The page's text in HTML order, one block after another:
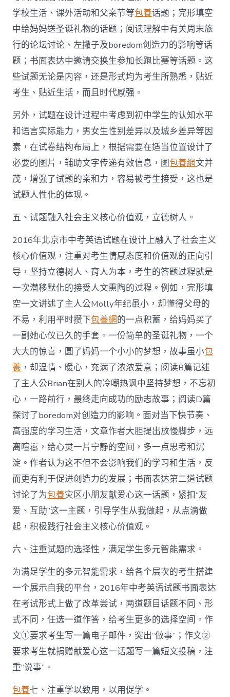
学校生活、课外活动和父亲节等包養话题；完形填空
中给妈妈送圣诞礼物的话题；阅读理解中有关周末旅
行的论坛讨论、左撇子及boredom创造力的影响等话
题；书面表达中邀请交换生参加长跑比赛等话题。这
些试题无论是内容，还是形式均为考生所熟悉，贴近
考生、贴近生活，而且时代感强。
另外，试题在设计过程中考虑到初中学生的认知水平
和语言实际能力，男女生性别差异以及城乡差异等因
素，在试卷结构布局上，根据需要在适当位置设计了
必要的图片，辅助文字传递有效信息，图包養網文并
茂，增强了试题的亲和力，容易被考生接受，这也是
试题人性化的体现。
五、试题融入社会主义核心价值观，立德树人。
2016年北京市中考英语试题在设计上融入了社会主义
核心价值观，注重对考生情感态度和价值观的正向引
导，坚持立德树人、育人为本，考生的答题过程就是
一次潜移默化的接受人文熏陶的过程。例如，完形填
空一文讲述了主人公Molly年纪虽小，却懂得父母的
不易，利用平时攒下包養網的一点积蓄，给妈妈买了
一副她心仪已久的手套。一份简单的圣诞礼物，一个
大大的惊喜，圆了妈妈一个小小的梦想，故事虽小包
養 ，却温情、暖心，充满了浓浓爱意；阅读B篇记述
了主人公Brian在别人的冷嘲热讽中坚持梦想，不忘初
心，一路前行，最终走向成功的励志故事；阅读D篇
探讨了boredom对创造力的影响。面对当下快节奏、
高强度的学习生活，文章作者大胆提出放慢脚步，远
离喧嚣，给心灵一片宁静的空间，多一点思考和沉
淀。作者认为这不但不会影响我们的学习和生活，反
而更有利于促进创造力的发展；书面表达第二道试题
讨论了为包養灾区小朋友献爱心这一话题，紧扣“友
爱、互助”这一主题，引导学生从我做起，从点滴做
起，积极践行社会主义核心价值观。
六、注重试题的选择性，满足学生多元智能需求。
为满足学生的多元智能需求，给各个层次的考生搭建
一个展示自我的平台，2016年中考英语试题书面表达
在考试形式上做了改革尝试，两道题目话题不同、形
式不同，任选一道作答，给考生更多的选择空间。作
文①要求考生写一篇电子邮件，突出“做事”；作文②
要求考生就捐赠献爱心这一话题写一篇短文投稿，注
重“说事”。
包養七、注重学以致用，以用促学。